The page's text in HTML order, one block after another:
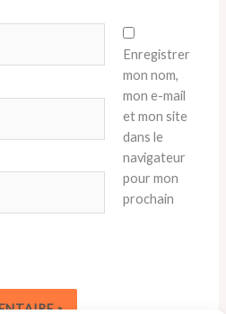
Enregistrer
mon nom,
mon e-mail
et mon site
dans le
navigateur
pour mon
prochain